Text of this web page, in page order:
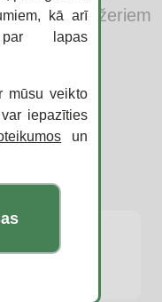
reindžeriem
Frenkijs.
kā arī
lapas
mūsu veikto
iepazīties
un